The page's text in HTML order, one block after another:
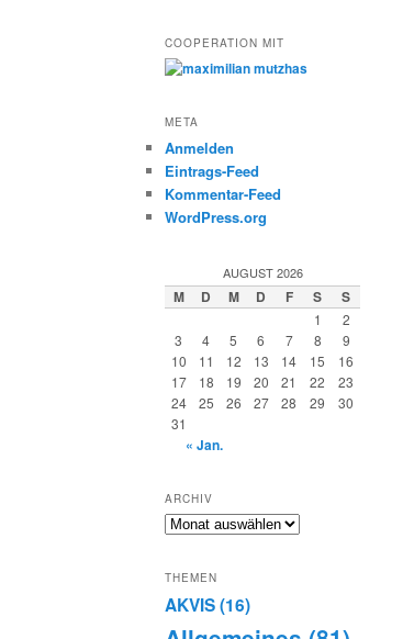
COOPERATION MIT
META
Anmelden
Eintrags-Feed
Kommentar-Feed
WordPress.org
AUGUST 2026
M D M D F S S
1
2
3
4 5 6 7 8
9
10
11 12 13 14 15
16
17
18 19 20 21 22
23
24
25 26 27 28 29
30
31
« Jan.
ARCHIV
Archiv
THEMEN
AKVIS(16)